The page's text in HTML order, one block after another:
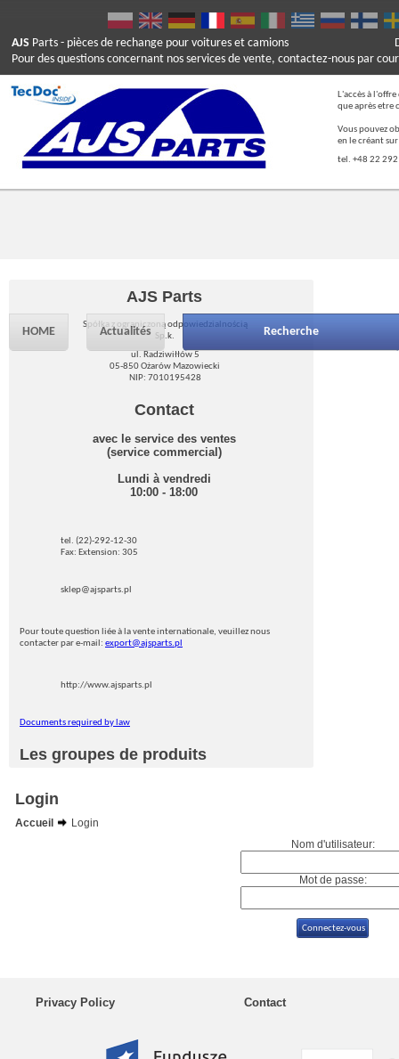
AJS Parts - pièces de rechange pour voitures et camions
Pour des questions concernant nos services de vente, contactez-nous par
L'accès à
que après etre
Vous pouvez
en le créant
tel. +48 22
HOME Actualités Recherche
AJS Parts
Spółka z ograniczoną odpowiedzialnością
Sp.k.
ul. Radziwiłłów 5
05-850 Ożarów Mazowiecki
NIP: 7010195428
Contact
avec le service des ventes
(service commercial)
Lundi à vendredi
10:00 - 18:00
tel. (22)-292-12-30
Fax: Extension: 305
sklep@ajsparts.pl
Pour toute question liée à la vente internationale, veuillez nous
contacter par e-mail: export@ajsparts.pl
http://www.ajsparts.pl
Documents required by law
Les groupes de produits
Login
Accueil
Login
Nom d'utilisateur:
Mot de passe:
Privacy Policy Contact